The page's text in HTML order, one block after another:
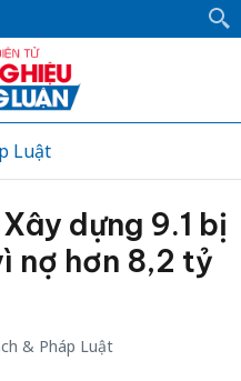
Luật
dựng 9.1 bị
nợ hơn 8,2 tỷ
& Pháp Luật